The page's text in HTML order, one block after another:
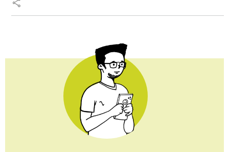
share